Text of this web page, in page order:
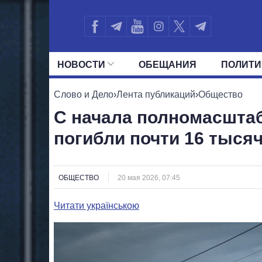
НОВОСТИ ОБЕЩАНИЯ
ВСЕ ПОЛИТИКИ ПРЕЗИДЕНТ И
Слово и Дело›Лента публикаций›Общество
С начала
погибли почти 16
ОБЩЕСТВО 20 мая 2026, 07:45
Читати українською